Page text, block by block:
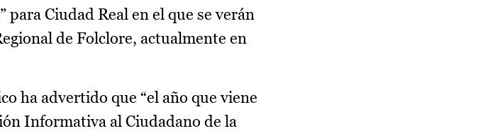
Ciudad Real en el que se verán
de Folclore, actualmente en
ha advertido que “el año que viene
Informativa al Ciudadano de la